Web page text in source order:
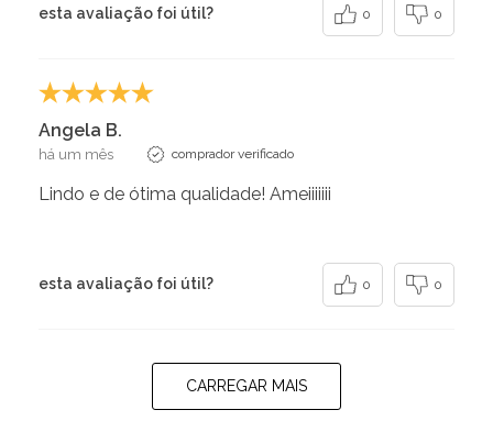
esta avaliação foi útil? 0 0
Angela B.
há um mês comprador verificado
Lindo e de ótima qualidade! Ameiiiiiii
esta avaliação foi útil? 0 0
CARREGAR MAIS